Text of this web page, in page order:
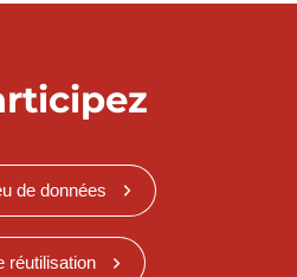
de données
réutilisation